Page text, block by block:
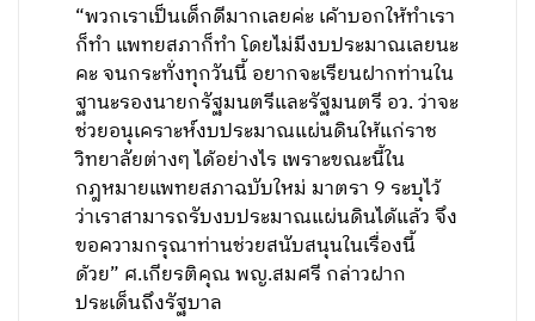
“พวกเราเป็นเด็กดีมากเลยค่ะ เค้าบอกให้ทำเรา
ก็ทำ แพทยสภาก็ทำ โดยไม่มีงบประมาณเลยนะ
คะ จนกระทั่งทุกวันนี้ อยากจะเรียนฝากท่านใน
ฐานะรองนายกรัฐมนตรีและรัฐมนตรี อว. ว่าจะ
ช่วยอนุเคราะห์งบประมาณแผ่นดินให้แก่ราช
วิทยาลัยต่างๆ ได้อย่างไร เพราะขณะนี้ใน
กฎหมายแพทยสภาฉบับใหม่ มาตรา 9 ระบุไว้
ว่าเราสามารถรับงบประมาณแผ่นดินได้แล้ว จึง
ขอความกรุณาท่านช่วยสนับสนุนในเรื่องนี้
ด้วย” ศ.เกียรติคุณ พญ.สมศรี กล่าวฝาก
ประเด็นถึงรัฐบาล